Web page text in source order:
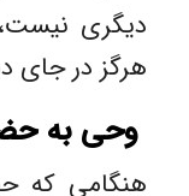
دیگری
هرگز در جای
وحی به
هنگامی که